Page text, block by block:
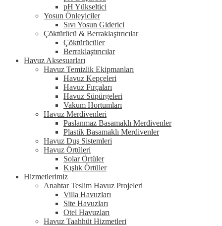
pH Yükseltici
Yosun Önleyiciler
Sıvı Yosun Giderici
Çöktürücü & Berraklaştırıcılar
Çöktürücüler
Berraklaştırıcılar
Havuz Aksesuarları
Havuz Temizlik Ekipmanları
Havuz Kepçeleri
Havuz Fırçaları
Havuz Süpürgeleri
Vakum Hortumları
Havuz Merdivenleri
Paslanmaz Basamaklı Merdivenler
Plastik Basamaklı Merdivenler
Havuz Duş Sistemleri
Havuz Örtüleri
Solar Örtüler
Kışlık Örtüler
Hizmetlerimiz
Anahtar Teslim Havuz Projeleri
Villa Havuzları
Site Havuzları
Otel Havuzları
Havuz Taahhüt Hizmetleri